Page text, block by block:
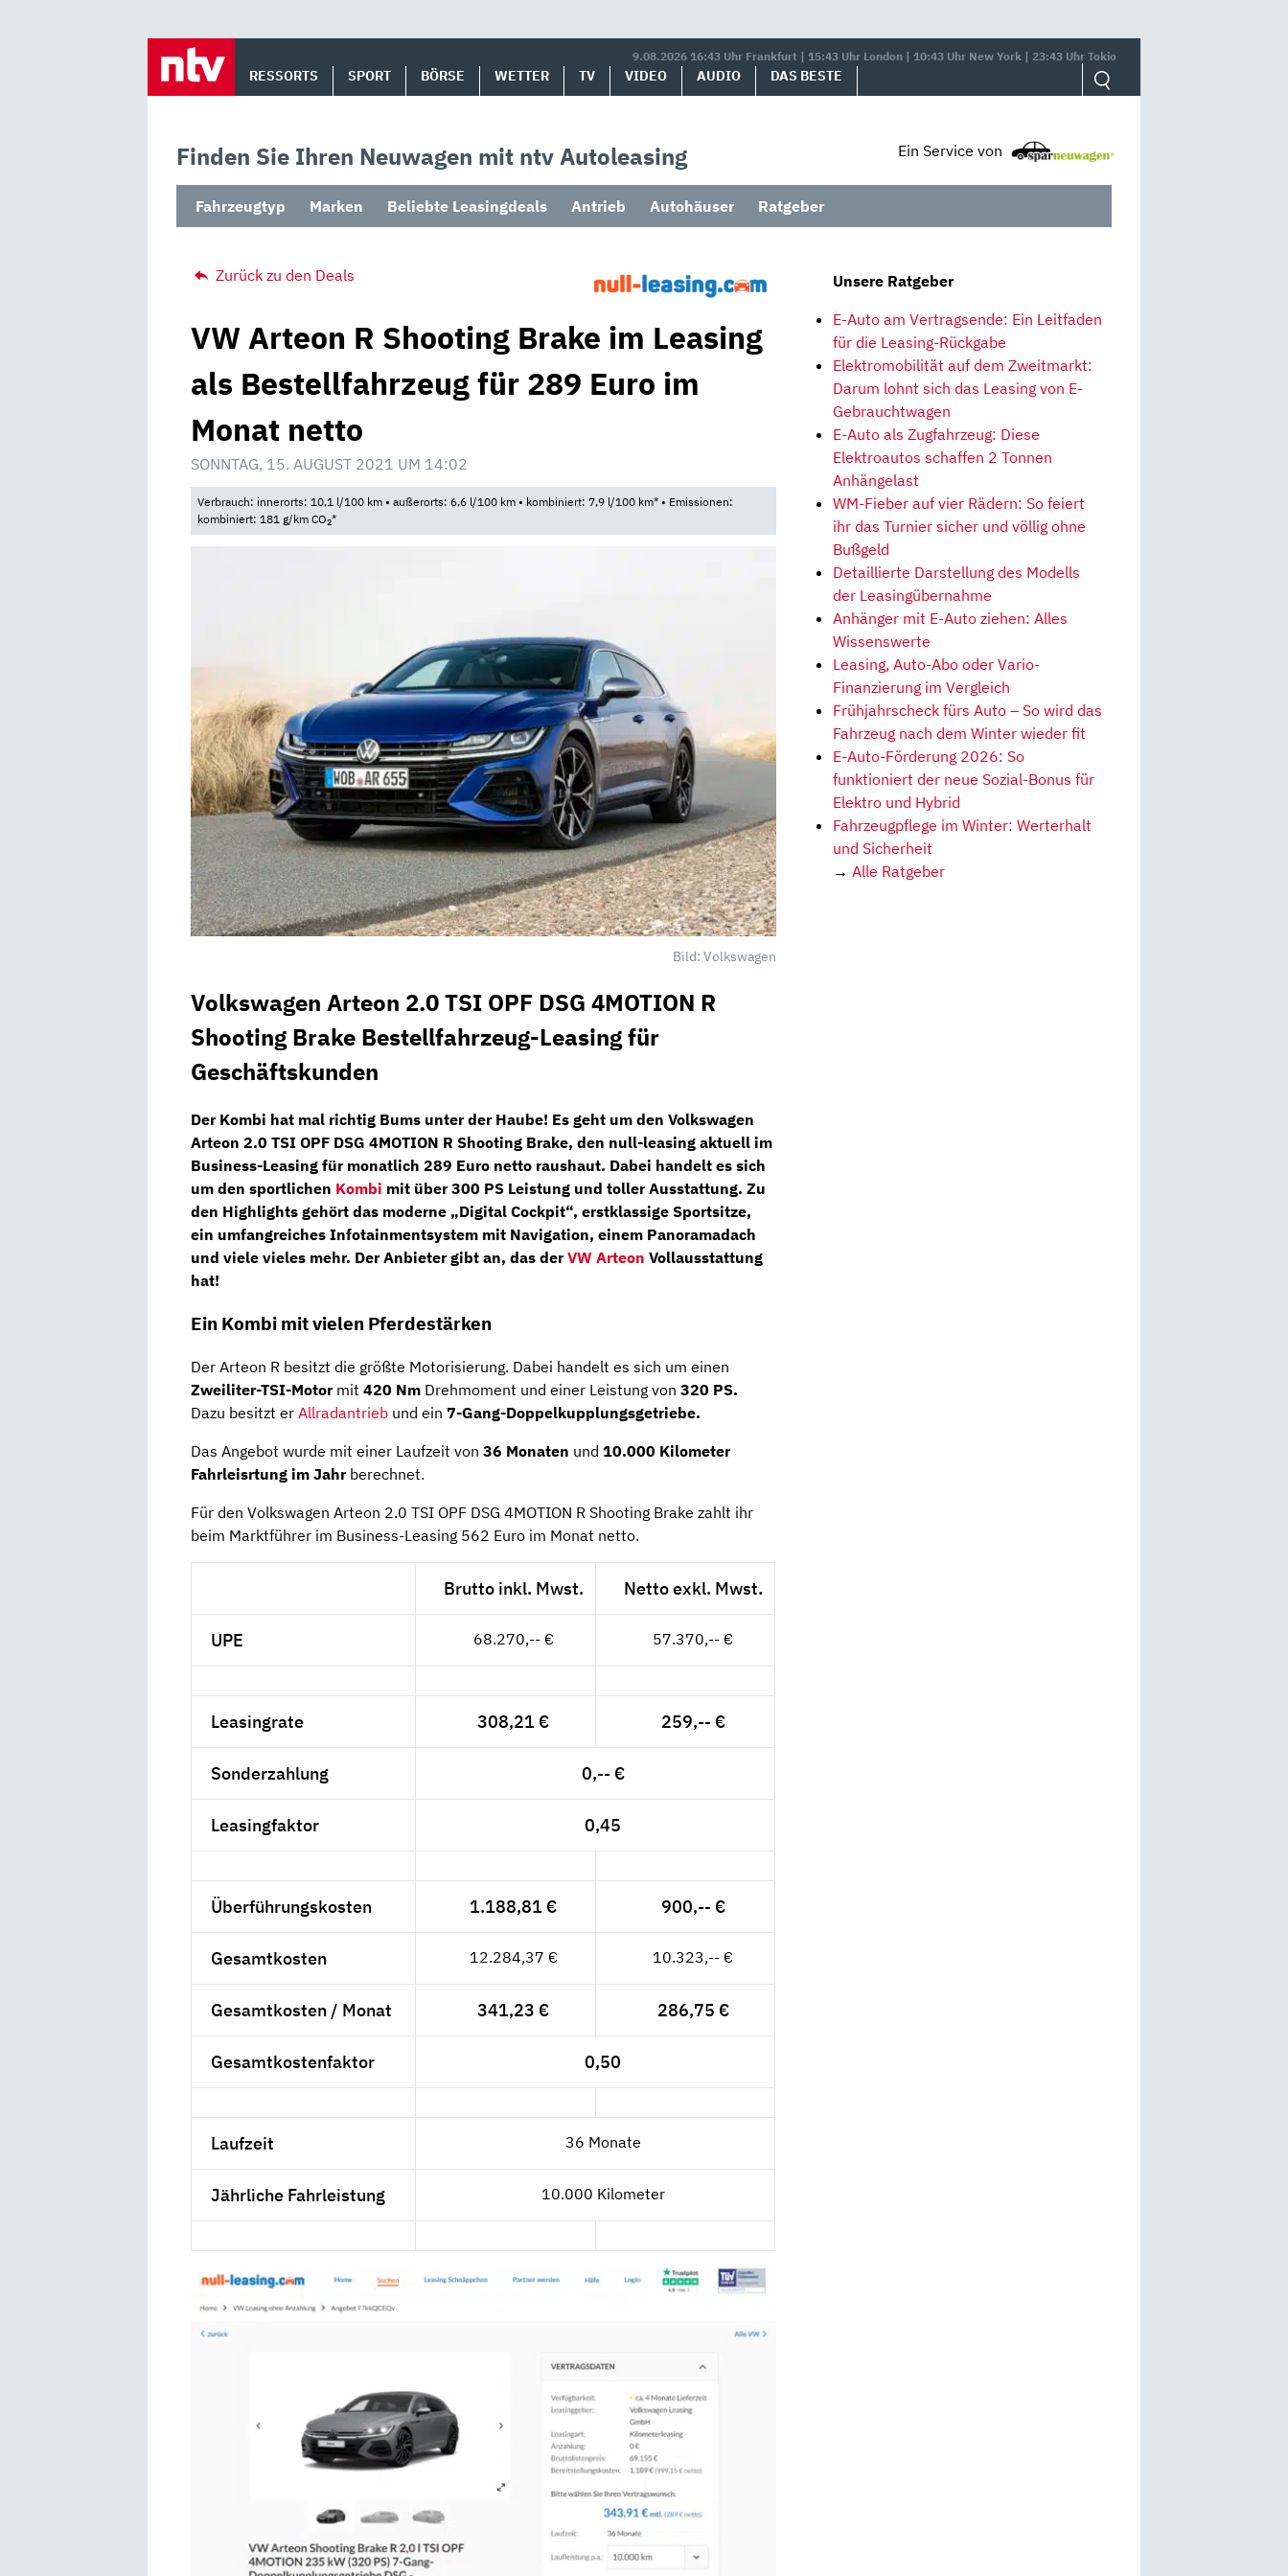
9.08.2026 16:43 Uhr Frankfurt | 15:43 Uhr London | 10:43 Uhr New York | 23:43 Uhr Tokio
RESSORTS SPORT BÖRSE WETTER TV VIDEO AUDIO DAS BESTE
Finden Sie Ihren Neuwagen mit ntv Autoleasing Ein Service von
Fahrzeugtyp Marken Beliebte Leasingdeals Antrieb Autohäuser Ratgeber
Zurück zu den Deals
VW Arteon R Shooting Brake im Leasing
als Bestellfahrzeug für 289 Euro im
Monat netto
SONNTAG, 15. AUGUST 2021 UM 14:02
Verbrauch: innerorts: 10,1 l/100 km • außerorts: 6,6 l/100 km • kombiniert: 7,9 l/100 km* • Emissionen:
kombiniert: 181 g/km CO2*
Bild: Volkswagen
Volkswagen Arteon 2.0 TSI OPF DSG 4MOTION R
Shooting Brake Bestellfahrzeug-Leasing für
Geschäftskunden
Der Kombi hat mal richtig Bums unter der Haube! Es geht um den Volkswagen
Arteon 2.0 TSI OPF DSG 4MOTION R Shooting Brake, den null-leasing aktuell im
Business-Leasing fürmonatlich 289 Euro netto raushaut. Dabei handelt es sich
um den sportlichen Kombi mit über 300 PS Leistung und toller Ausstattung. Zu
den Highlights gehört das moderne „Digital Cockpit“, erstklassige Sportsitze,
ein umfangreiches Infotainmentsystem mit Navigation, einem Panoramadach
und viele vieles mehr. Der Anbieter gibt an, das derVW Arteon Vollausstattung
hat!
Ein Kombi mit vielen Pferdestärken
Der Arteon R besitzt die größte Motorisierung. Dabei handelt es sich um einen
Zweiliter-TSI-Motormit 420 Nm Drehmoment und einer Leistung von 320 PS.
Dazu besitzt er Allradantrieb und ein 7-Gang-Doppelkupplungsgetriebe.
Das Angebot wurde mit einer Laufzeit von 36 Monaten und 10.000 Kilometer
Fahrleisrtung im Jahrberechnet.
Für den Volkswagen Arteon 2.0 TSI OPF DSG 4MOTION R Shooting Brake zahlt ihr
beim Marktführer im Business-Leasing 562 Euro im Monat netto.
Brutto inkl. Mwst. Netto exkl. Mwst.
UPE 68.270,-- € 57.370,-- €
Leasingrate 308,21 € 259,-- €
Sonderzahlung 0,-- €
Leasingfaktor 0,45
Überführungskosten 1.188,81 € 900,-- €
Gesamtkosten 12.284,37 € 10.323,-- €
Gesamtkosten / Monat 341,23 € 286,75 €
Gesamtkostenfaktor 0,50
Laufzeit 36 Monate
Jährliche Fahrleistung 10.000 Kilometer
Unsere Ratgeber
E-Auto am Vertragsende: Ein Leitfaden
für die Leasing-Rückgabe
Elektromobilität auf dem Zweitmarkt:
Darum lohnt sich das Leasing von E-
Gebrauchtwagen
E-Auto als Zugfahrzeug: Diese
Elektroautos schaffen 2 Tonnen
Anhängelast
WM-Fieber auf vier Rädern: So feiert
ihr das Turnier sicher und völlig ohne
Bußgeld
Detaillierte Darstellung des Modells
der Leasingübernahme
Anhänger mit E-Auto ziehen: Alles
Wissenswerte
Leasing, Auto-Abo oder Vario-
Finanzierung im Vergleich
Frühjahrscheck fürs Auto – So wird das
Fahrzeug nach dem Winter wieder fit
E-Auto-Förderung 2026: So
funktioniert der neue Sozial-Bonus für
Elektro und Hybrid
Fahrzeugpflege im Winter: Werterhalt
und Sicherheit
→ Alle Ratgeber